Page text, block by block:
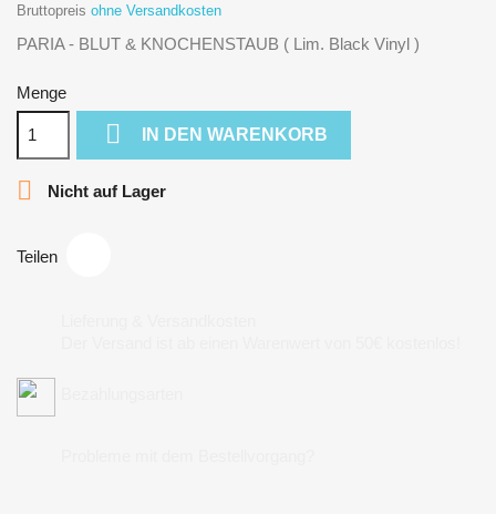
Bruttopreis ohne Versandkosten
PARIA - BLUT & KNOCHENSTAUB ( Lim. Black Vinyl )
Menge
 IN DEN WARENKORB
 Nicht auf Lager
Teilen